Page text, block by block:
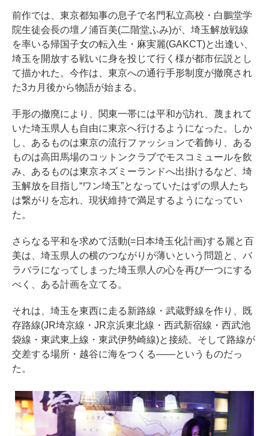
前作では、東京都知事の息子で名門私立高校・白鵬堂学
院生徒会長の壇ノ浦百美(二階堂ふみ)が、埼玉解放戦線
を率いる帰国子女の転入生・麻実麗(GAKCT)と出逢い、
埼玉を開放する戦いに身を投じて行く様が都市伝説とし
て描かれた。今作は、東京への通行手形制度が撤廃され
た3カ月後から物語が始まる。
手形の撤廃により、関東一帯には平和が訪れ、蔑まれて
いた埼玉県人も自由に東京へ行けるようになった。しか
し、あるものは東京の流行ファッションで着飾り、ある
ものは高田馬場のコットンクラブでモスコミュールを飲
み、あるものは東京ネズミーランドへ出掛けるなど、埼
玉解放を目指し“ワン埼玉”となっていたはずの県人たち
は繋がりを忘れ、現状維持で満足するようになってい
た。
さらなる平和を求めて活動(=日本埼玉化計画)する麗と百
美は、埼玉県人の横のつながりが薄いという問題と、バ
ラバラになってしまった埼玉県人の心を再び一つにする
べく、ある計画を立てる。
それは、埼玉を東西に走る新路線・武蔵野線を作り、既
存路線(JR埼京線・JR京浜東北線・西武新宿線・西武池
袋線・東武東上線・東武伊勢崎線)と接続。そして路線が
交差する場所・越谷に海をつくる――というものだっ
た。